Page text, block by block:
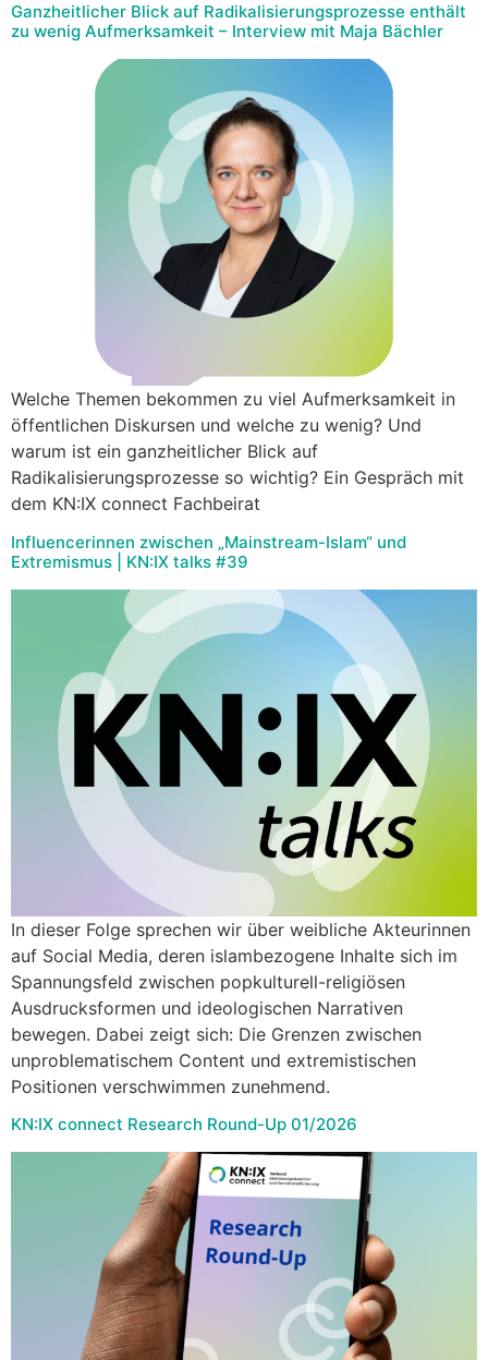
Ganzheitlicher Blick auf Radikalisierungsprozesse enthält
zu wenig Aufmerksamkeit – Interview mit Maja Bächler
Welche Themen bekommen zu viel Aufmerksamkeit in
öffentlichen Diskursen und welche zu wenig? Und
warum ist ein ganzheitlicher Blick auf
Radikalisierungsprozesse so wichtig? Ein Gespräch mit
dem KN:IX connect Fachbeirat
Influencerinnen zwischen „Mainstream-Islam“ und
Extremismus | KN:IX talks #39
In dieser Folge sprechen wir über weibliche Akteurinnen
auf Social Media, deren islambezogene Inhalte sich im
Spannungsfeld zwischen popkulturell-religiösen
Ausdrucksformen und ideologischen Narrativen
bewegen. Dabei zeigt sich: Die Grenzen zwischen
unproblematischem Content und extremistischen
Positionen verschwimmen zunehmend.
KN:IX connect Research Round-Up 01/2026